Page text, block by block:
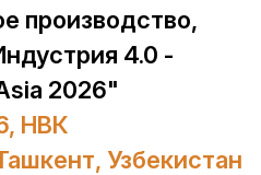
производство,
4.0 -
2026"
НВК
Узбекистан